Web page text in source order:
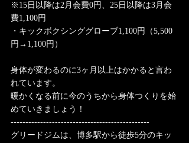
※15日以降は2月会費0円、25日以降は3月会
費1,100円
・キックボクシンググローブ1,100円（5,500
円→1,100円）
身体が変わるのに3ヶ月以上はかかると言わ
れています。
暖かくなる前に今のうちから身体つくりを始
めていきましょう！
-----------------------------------------------
グリードジムは、博多駅から徒歩5分のキッ